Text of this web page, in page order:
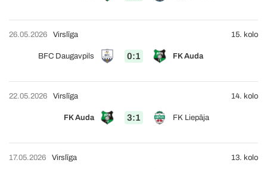
26.05.2026
BFC Daugavpils 0:1 FK Auda
Virslīga 15. kolo
22.05.2026
FK Auda 3:1 FK Liepāja
Virslīga 14. kolo
17.05.2026 Virslīga 13. kolo